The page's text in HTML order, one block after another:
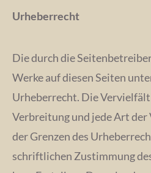
Urheberrecht
Die durch die
Werke auf diesen Seiten
Urheberrecht. Die
Verbreitung und jede Art
der Grenzen des
schriftlichen Zustimmung